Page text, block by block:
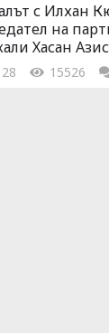
с Илхан
на
Хасан Азис
15526